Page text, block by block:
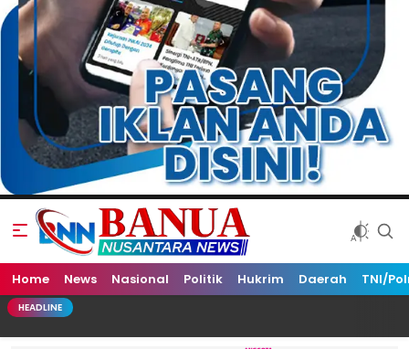
Banua Nusantara News
Home News Nasional Politik Hukrim Daerah TNI/
HEADLINE